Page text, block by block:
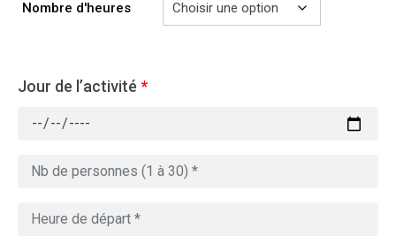
769.00€
Nombre d'heures
Jour de l’activité *